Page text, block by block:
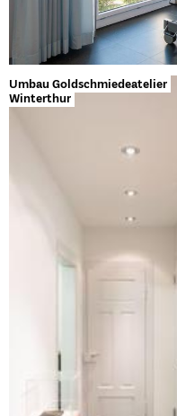
Umbau Goldschmiedeatelier
Winterthur